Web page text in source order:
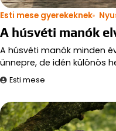
Esti mese gyerekeknek
A húsvéti manók
A húsvéti manók minden
ünnepre, de idén különös
Esti mese